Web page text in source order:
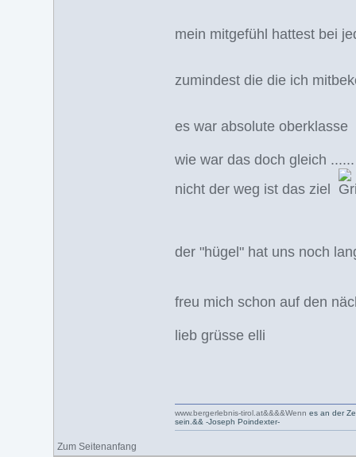
mein mitgefühl hattest bei
zumindest die die ich
es war absolute
wie war das doch gleich ......
nicht der weg ist das ziel
der "hügel" hat uns noch
freu mich schon auf den
lieb grüsse elli
Zum Seitenanfang
www.bergerlebnis-tirol.at&&&&Wenn es an der
sein.&& -Joseph Poindexter-